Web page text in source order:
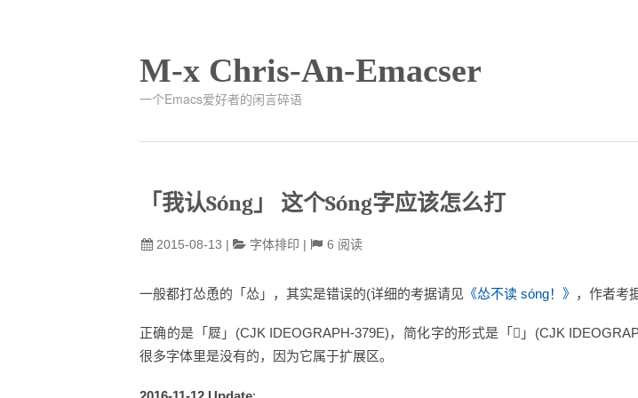
M-x Chris-An-Emacser
一个Emacs爱好者的闲言碎语
「我认Sóng」 这个Sóng字应该怎么打
2015-08-13 | 字体排印 | 6 阅读
一般都打怂恿的「怂」，其实是错误的(详细的考据请见 《怂不读 sóng！》 ，作者考
正确的是「㞞」(CJK IDEOGRAPH-379E)，简化字的形式是「𪨊」(CJK
很多字体里是没有的，因为它属于扩展区。